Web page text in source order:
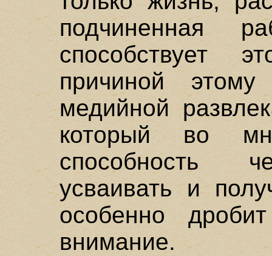
подчиненная
способствует
причиной
медийной
который во
способность
усваивать и
особенно
внимание.